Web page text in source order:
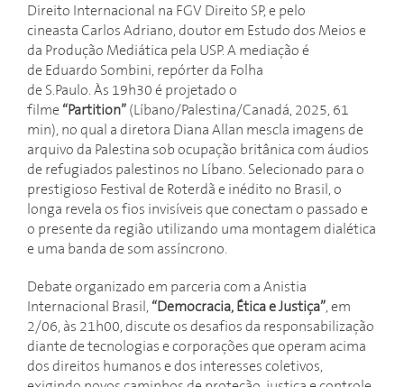
Direito Internacional na FGV Direito SP, e pelo
cineasta Carlos Adriano, doutor em Estudo dos Meios e
da Produção Mediática pela USP. A mediação é
de Eduardo Sombini, repórter da Folha
de S.Paulo. Às 19h30 é projetado o
filme “Partition” (Líbano/Palestina/Canadá, 2025, 61
min), no qual a diretora Diana Allan mescla imagens de
arquivo da Palestina sob ocupação britânica com áudios
de refugiados palestinos no Líbano. Selecionado para o
prestigioso Festival de Roterdã e inédito no Brasil, o
longa revela os fios invisíveis que conectam o passado e
o presente da região utilizando uma montagem dialética
e uma banda de som assíncrono.
Debate organizado em parceria com a Anistia
Internacional Brasil, “Democracia, Ética e Justiça”, em
2/06, às 21h00, discute os desafios da responsabilização
diante de tecnologias e corporações que operam acima
dos direitos humanos e dos interesses coletivos,